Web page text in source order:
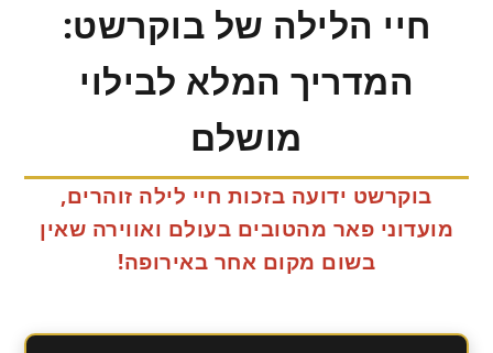
חיי הלילה של בוקרשט:
המדריך המלא לבילוי
מושלם
בוקרשט ידועה בזכות חיי לילה זוהרים,
מועדוני פאר מהטובים בעולם ואווירה שאין
בשום מקום אחר באירופה!